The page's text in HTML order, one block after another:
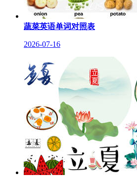
蔬菜英语单词对照表
2026-07-16